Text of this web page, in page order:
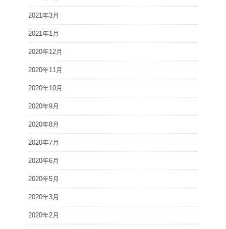
2021年3月
2021年1月
2020年12月
2020年11月
2020年10月
2020年9月
2020年8月
2020年7月
2020年6月
2020年5月
2020年3月
2020年2月